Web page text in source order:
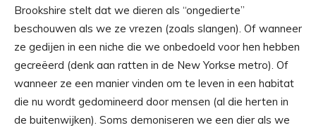
Brookshire stelt dat we dieren als “ongedierte”
beschouwen als we ze vrezen (zoals slangen). Of wanneer
ze gedijen in een niche die we onbedoeld voor hen hebben
gecreëerd (denk aan ratten in de New Yorkse metro). Of
wanneer ze een manier vinden om te leven in een habitat
die nu wordt gedomineerd door mensen (al die herten in
de buitenwijken). Soms demoniseren we een dier als we